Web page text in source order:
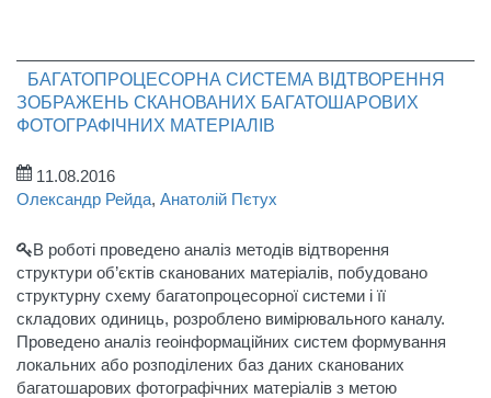
БАГАТОПРОЦЕСОРНА СИСТЕМА ВІДТВОРЕННЯ
ЗОБРАЖЕНЬ СКАНОВАНИХ БАГАТОШАРОВИХ
ФОТОГРАФІЧНИХ МАТЕРІАЛІВ
11.08.2016
Олександр Рейда, Анатолій Пєтух
В роботі проведено аналіз методів відтворення
структури об’єктів сканованих матеріалів, побудовано
структурну схему багатопроцесорної системи і її
складових одиниць, розроблено вимірювального каналу.
Проведено аналіз геоінформаційних систем формування
локальних або розподілених баз даних сканованих
багатошарових фотографічних матеріалів з метою